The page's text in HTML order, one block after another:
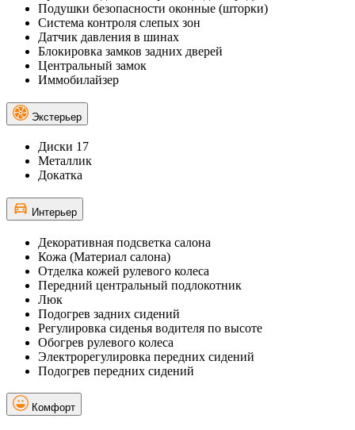
Подушки безопасности оконные (шторки)
Система контроля слепых зон
Датчик давления в шинах
Блокировка замков задних дверей
Центральный замок
Иммобилайзер
Экстерьер
Диски 17
Металлик
Докатка
Интерьер
Декоративная подсветка салона
Кожа (Материал салона)
Отделка кожей рулевого колеса
Передний центральный подлокотник
Люк
Подогрев задних сидений
Регулировка сиденья водителя по высоте
Обогрев рулевого колеса
Электрорегулировка передних сидений
Подогрев передних сидений
Комфорт